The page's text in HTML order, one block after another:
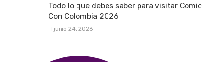
Todo lo que debes saber para visitar Comic
Con Colombia 2026
junio 24, 2026